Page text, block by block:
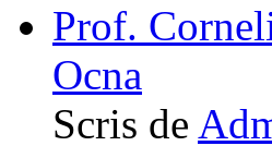
Prof.
Ocna
Scris de